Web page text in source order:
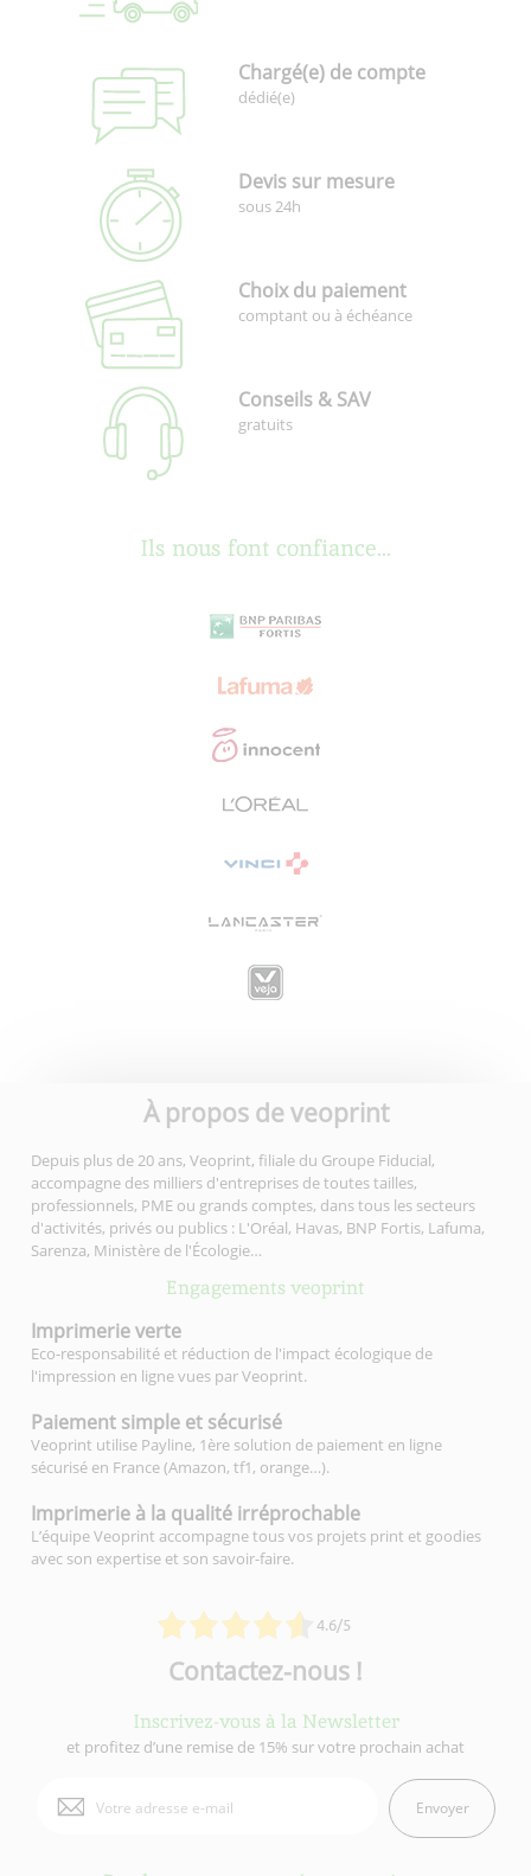
Chargé(e) de compte
dédié(e)
Devis sur mesure
sous 24h
Choix du paiement
comptant ou à échéance
Conseils & SAV
gratuits
Ils nous font confiance...
À propos de veoprint
Depuis plus de 20 ans, Veoprint, filiale du Groupe Fiducial,
accompagne des milliers d'entreprises de toutes tailles,
professionnels, PME ou grands comptes, dans tous les secteurs
d'activités, privés ou publics : L'Oréal, Havas, BNP Fortis, Lafuma,
Sarenza, Ministère de l'Écologie…
Engagements veoprint
4.6/5
Imprimerieverte
Eco-responsabilité et réduction de l'impact écologique de
l'impression en ligne vues par Veoprint.
Paiement simple et sécurisé
Veoprint utilise Payline, 1ère solution de paiement en ligne
sécurisé en France (Amazon, tf1, orange…).
Imprimerie à la qualité irréprochable
L’équipe Veoprint accompagne tous vos projets print et goodies
avec son expertise et son savoir-faire.
Contactez-nous !
Inscrivez-vous à la Newsletter
et profitez d’une remise de 15% sur votre prochain achat
Envoyer